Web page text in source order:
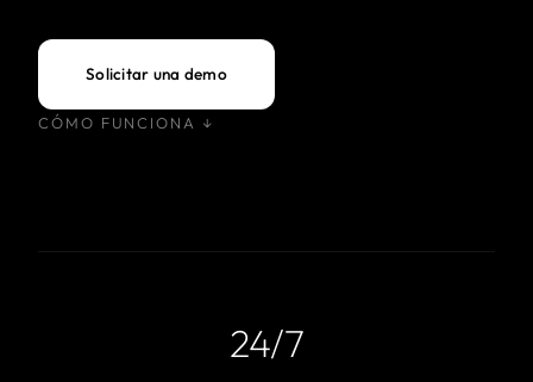
Solicitar una demo
CÓMO FUNCIONA ↓
24/7